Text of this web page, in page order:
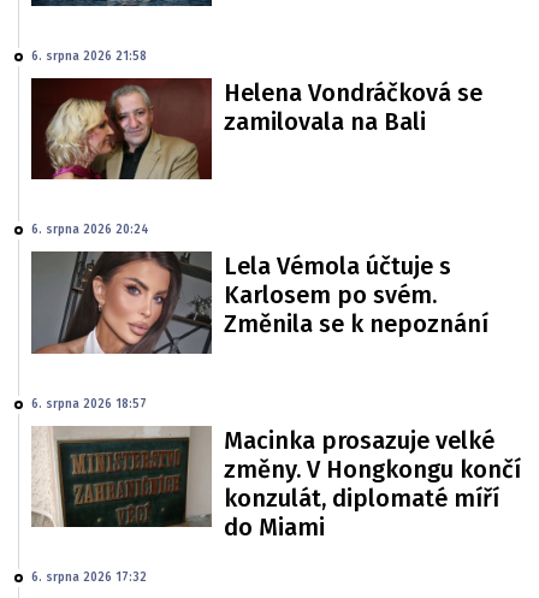
6. srpna 2026 21:58
Helena Vondráčková se
zamilovala na Bali
6. srpna 2026 20:24
Lela Vémola účtuje s
Karlosem po svém.
Změnila se k nepoznání
6. srpna 2026 18:57
Macinka prosazuje velké
změny. V Hongkongu končí
konzulát, diplomaté míří
do Miami
6. srpna 2026 17:32